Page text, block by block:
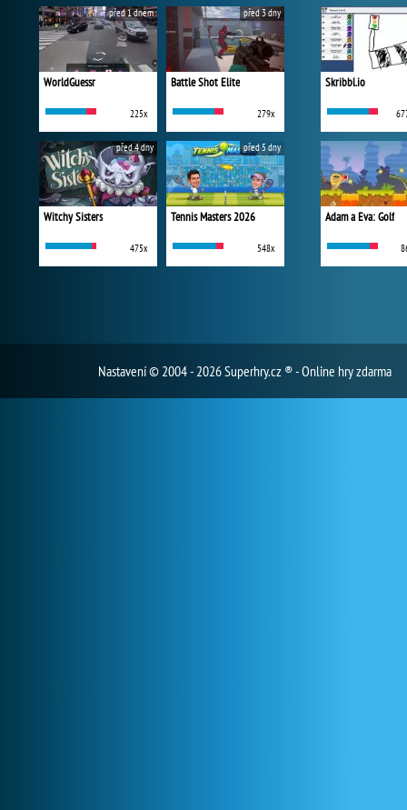
WorldGuessr
225x
před 1 dnem
Battle Shot Elite
279x
před 3 dny
Witchy Sisters
475x
před 4 dny
Tennis Masters 2026
548x
před 5 dny
Skribbl.io
Adam a Eva: Golf
Nastavení© 2004 - 2026 Superhry.cz ® - Online hry zdarma